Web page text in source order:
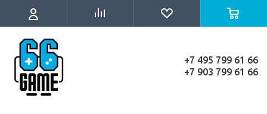
+7 495 799 61 66
+7 903 799 61 66